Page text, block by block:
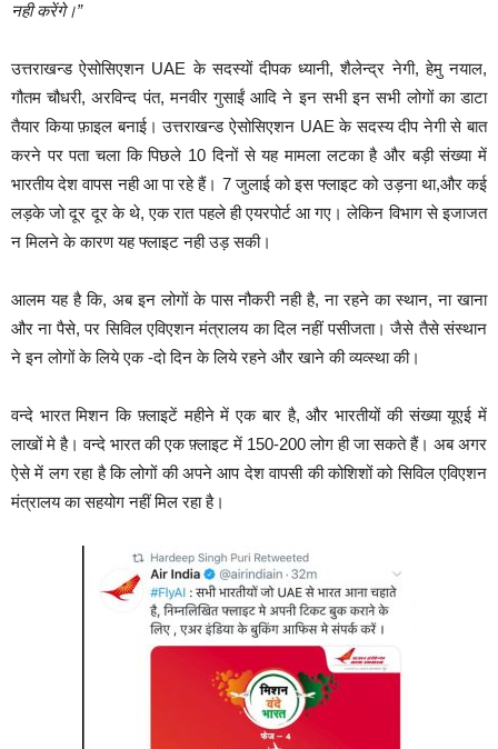
नही करेंगे।”
उत्तराखन्ड ऐसोसिएशन UAE के सदस्यों दीपक ध्यानी, शैलेन्द्र नेगी, हेमु नयाल,
गौतम चौधरी, अरविन्द पंत, मनवीर गुसाईं आदि ने इन सभी इन सभी लोगों का डाटा
तैयार किया फ़ाइल बनाई। उत्तराखन्ड ऐसोसिएशन UAE के सदस्य दीप नेगी से बात
करने पर पता चला कि पिछले 10 दिनों से यह मामला लटका है और बड़ी संख्या में
भारतीय देश वापस नही आ पा रहे हैं। 7 जुलाई को इस फ्लाइट को उड़ना था,और कई
लड़के जो दूर दूर के थे, एक रात पहले ही एयरपोर्ट आ गए। लेकिन विभाग से इजाजत
न मिलने के कारण यह फ्लाइट नही उड़ सकी।
आलम यह है कि, अब इन लोगों के पास नौकरी नही है, ना रहने का स्थान, ना खाना
और ना पैसे, पर सिविल एविएशन मंत्रालय का दिल नहीं पसीजता। जैसे तैसे संस्थान
ने इन लोगों के लिये एक -दो दिन के लिये रहने और खाने की व्यव्स्था की।
वन्दे भारत मिशन कि फ़्लाइटें महीने में एक बार है, और भारतीयों की संख्या यूएई में
लाखों मे है। वन्दे भारत की एक फ़्लाइट में 150-200 लोग ही जा सकते हैं। अब अगर
ऐसे में लग रहा है कि लोगों की अपने आप देश वापसी की कोशिशों को सिविल एविएशन
मंत्रालय का सहयोग नहीं मिल रहा है।